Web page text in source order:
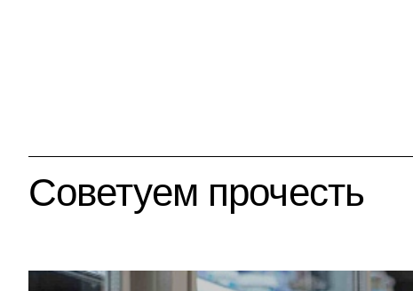
Советуем прочесть